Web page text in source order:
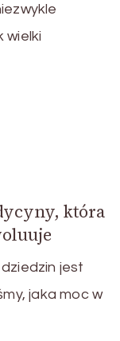
wielki
która
jest
jaka moc w